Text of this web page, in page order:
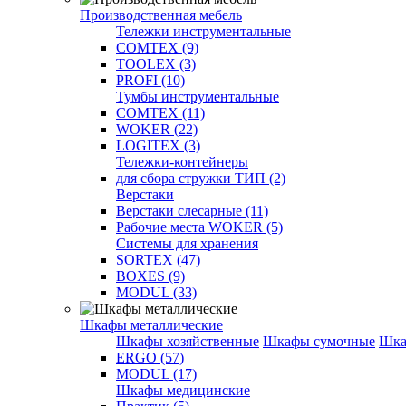
Производственная мебель
Тележки инструментальные
COMTEX (9)
TOOLEX (3)
PROFI (10)
Тумбы инструментальные
COMTEX (11)
WOKER (22)
LOGITEX (3)
Тележки-контейнеры
для сбора стружки ТИП (2)
Верстаки
Верстаки слесарные (11)
Рабочие места WOKER (5)
Системы для хранения
SORTEX (47)
BOXES (9)
MODUL (33)
Шкафы металлические
Шкафы хозяйственные Шкафы сумочные
ERGO (57)
MODUL (17)
Шкафы медицинские